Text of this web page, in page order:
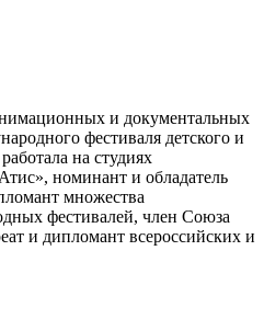
и документальных
фестиваля детского и
на студиях
номинант и обладатель
множества
фестивалей, член Союза
и дипломант всероссийских и